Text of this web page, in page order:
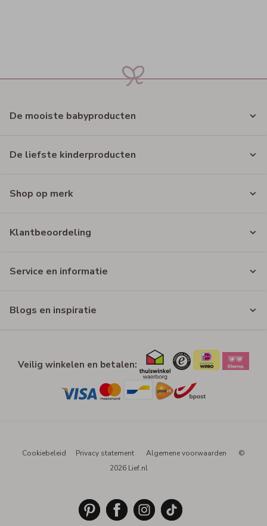
De mooiste babyproducten
De liefste kinderproducten
Shop op merk
Klantbeoordeling
Service en informatie
Blogs en inspiratie
Veilig winkelen en betalen:
Cookiebeleid Privacy statement Algemene voorwaarden
©
2026 Lief.nl